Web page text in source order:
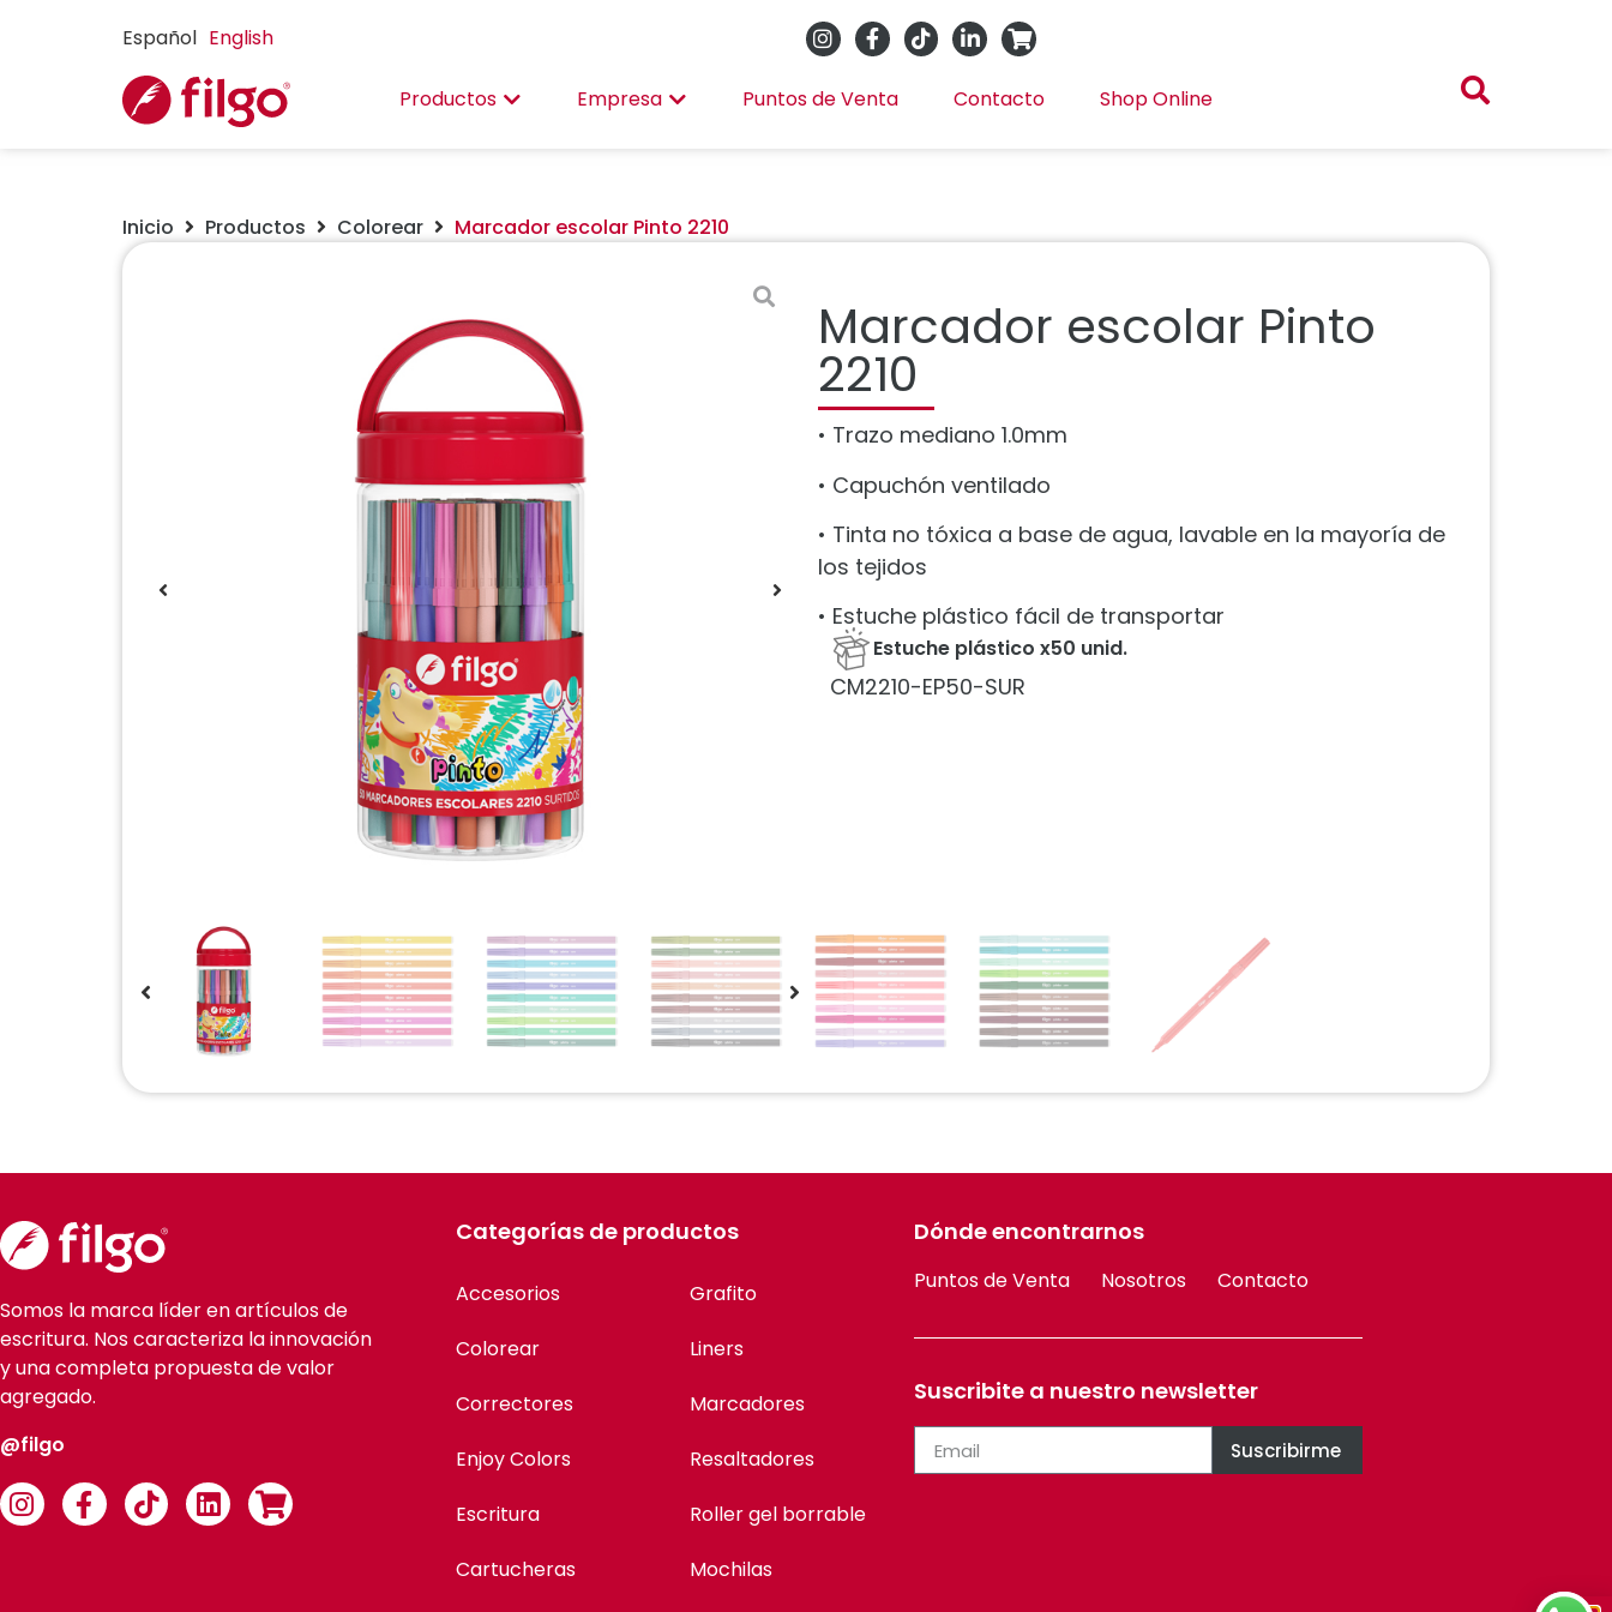
Español English
Productos Empresa Puntos de Venta Contacto Shop Online
Inicio Productos Colorear Marcador escolar Pinto 2210
Marcador escolar Pinto
2210
• Trazo mediano 1.0mm
• Capuchón ventilado
• Tinta no tóxica a base de agua, lavable en la mayoría de
los tejidos
• Estuche plástico fácil de transportar
Estuche plástico x50 unid.
CM2210-EP50-SUR
Somos la marca líder en artículos de
escritura. Nos caracteriza la innovación
y una completa propuesta de valor
agregado.
@filgo
Categorías de productos
Accesorios
Colorear
Correctores
Enjoy Colors
Escritura
Cartucheras
Grafito
Liners
Marcadores
Resaltadores
Roller gel borrable
Mochilas
Dónde encontrarnos
Puntos de Venta Nosotros Contacto
Suscribite a nuestro newsletter
Suscribirme